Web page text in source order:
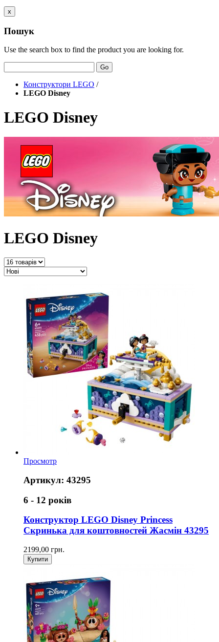
x
Пошук
Use the search box to find the product you are looking for.
Go
Конструктори LEGO /
LEGO Disney
LEGO Disney
LEGO Disney
Просмотр
Артикул: 43295
6 - 12 років
Конструктор LEGO Disney Princess
Скринька для коштовностей Жасмін 43295
2199,00 грн.
Купити